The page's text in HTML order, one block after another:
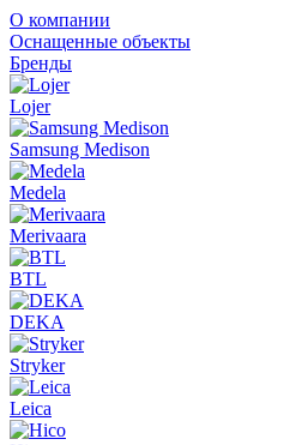
О компании
Оснащенные объекты
Бренды
Lojer
Samsung Medison
Medela
Merivaara
BTL
DEKA
Stryker
Leica